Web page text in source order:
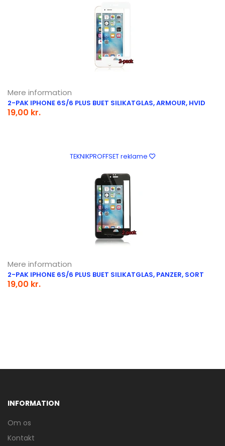
Mere information
2-PAK IPHONE 6S/6 PLUS BUET SILIKATGLAS, ARMOUR, HVID
19,00 kr.
TEKNIKPROFFSET reklame
Mere information
2-PAK IPHONE 6S/6 PLUS BUET SILIKATGLAS, PANZER, SORT
19,00 kr.
INFORMATION
Om os
Kontakt